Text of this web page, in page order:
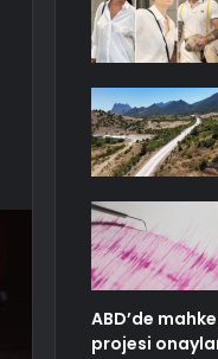
ABD’de
projesi